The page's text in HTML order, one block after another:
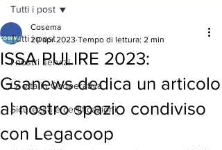
Tutti i post
I nostri servizi
La vita in Cooperativa
Sicurezza e certificazioni
Tutti i post
ISSA PULIRE 2023:
Gsanews dedica un articolo
al nostro spazio condiviso
con Legacoop
Cosema
20 apr 2023 Tempo di lettura: 2 min